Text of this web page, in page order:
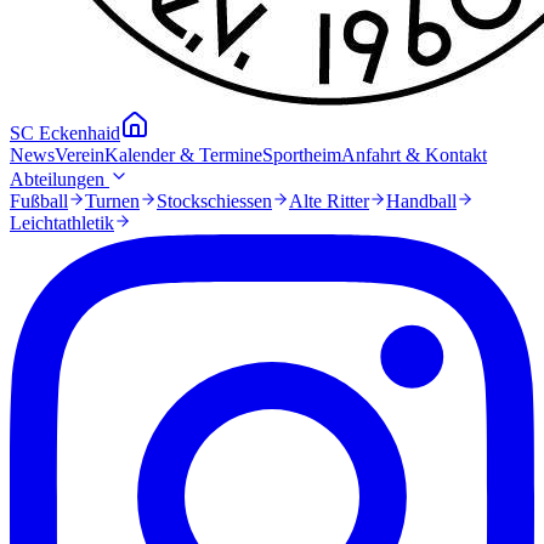
SC Eckenhaid
NewsVereinKalender & TermineSportheimAnfahrt & Kontakt
Abteilungen
Fußball
Turnen Stockschiessen Alte Ritter
Handball
Leichtathletik